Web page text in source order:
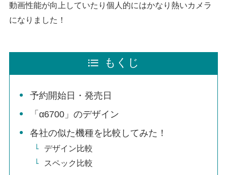
動画性能が向上していたり個人的にはかなり熱いカメラ
になりました！
もくじ
予約開始日・発売日
「α6700」のデザイン
各社の似た機種を比較してみた！
デザイン比較
スペック比較